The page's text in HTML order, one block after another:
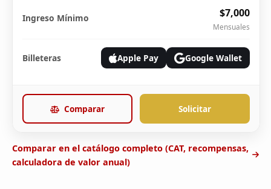
Ingreso Mínimo $7,000
Mensuales
Billeteras Apple Pay Google Wallet
Comparar Solicitar
Comparar en el catálogo completo (CAT, recompensas,
calculadora de valor anual)